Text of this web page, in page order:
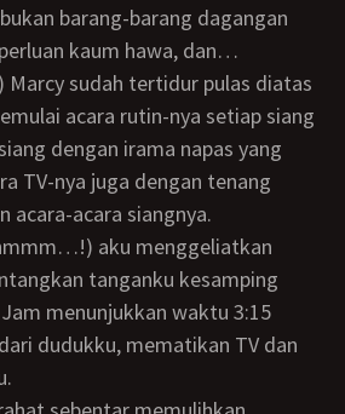
barang-barang dagangan
kaum hawa, dan…
acara rutin-nya setiap siang
dengan irama napas yang
TV-nya juga dengan tenang
acara-acara siangnya.
tanganku kesamping
menunjukkan waktu 3:15
dudukku, mematikan TV dan